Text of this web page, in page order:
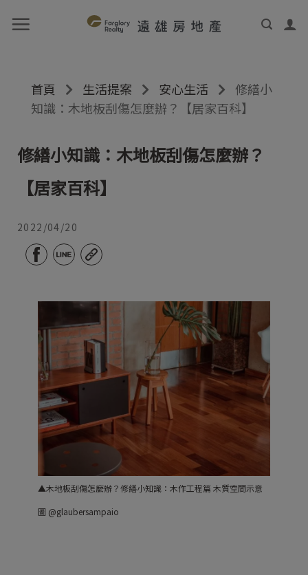
首頁 生活提案 安心生活
修繕小
知識：木地板刮傷怎麼辦？【居家百科】
修繕小知識：木地板刮傷怎麼辦？
【居家百科】
2022/04/20
▲木地板刮傷怎麼辦？修繕小知識：木作工程篇 木質空間示意
圖 @glaubersampaio